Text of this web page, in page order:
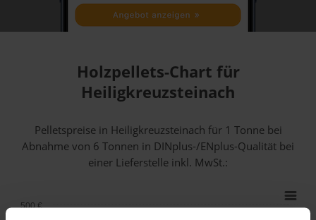
Holzpellets-Chart für
Heiligkreuzsteinach
Pelletspreise in Heiligkreuzsteinach für 1 Tonne bei
Abnahmevon 6 Tonnen in DINplus-/ENplus-Qualität bei
einer Lieferstelle inkl. MwSt.:
500 €